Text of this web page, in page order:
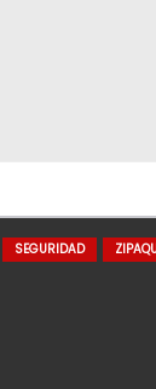
SEGURIDAD